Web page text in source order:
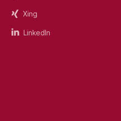
Xing
LinkedIn